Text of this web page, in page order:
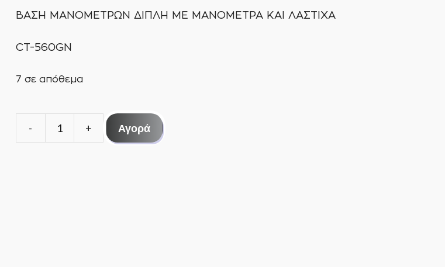
ΒΑΣΗ ΜΑΝΟΜΕΤΡΩΝ ΔΙΠΛΗ ΜΕ ΜΑΝΟΜΕΤΡΑ ΚΑΙ ΛΑΣΤΙΧΑ
CT-560GN
7 σε απόθεμα
Αγορά